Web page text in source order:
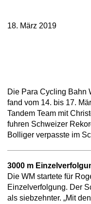
18. März 2019
Die Para Cycling Bahn
fand vom 14. bis 17.
Tandem Team mit
fuhren Schweizer
Bolliger verpasste im
3000 m
Die WM startete für
Einzelverfolgung. Der
als siebzehnter. „Mit